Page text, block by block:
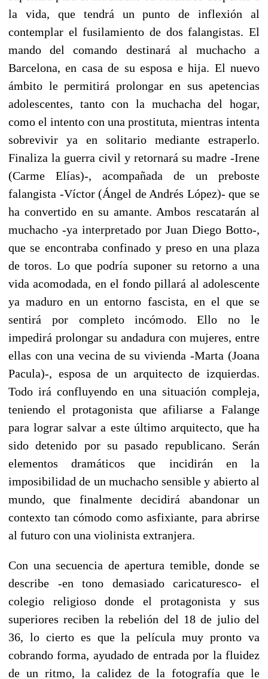
la vida, que tendrá un punto de inflexión al
contemplar el fusilamiento de dos falangistas. El
mando del comando destinará al muchacho a
Barcelona, en casa de su esposa e hija. El nuevo
ámbito le permitirá prolongar en sus apetencias
adolescentes, tanto con la muchacha del hogar,
como el intento con una prostituta, mientras intenta
sobrevivir ya en solitario mediante estraperlo.
Finaliza la guerra civil y retornará su madre -Irene
(Carme Elías)-, acompañada de un preboste
falangista -Víctor (Ángel de Andrés López)- que se
ha convertido en su amante. Ambos rescatarán al
muchacho -ya interpretado por Juan Diego Botto-,
que se encontraba confinado y preso en una plaza
de toros. Lo que podría suponer su retorno a una
vida acomodada, en el fondo pillará al adolescente
ya maduro en un entorno fascista, en el que se
sentirá por completo incómodo. Ello no le
impedirá prolongar su andadura con mujeres, entre
ellas con una vecina de su vivienda -Marta (Joana
Pacula)-, esposa de un arquitecto de izquierdas.
Todo irá confluyendo en una situación compleja,
teniendo el protagonista que afiliarse a Falange
para lograr salvar a este último arquitecto, que ha
sido detenido por su pasado republicano. Serán
elementos dramáticos que incidirán en la
imposibilidad de un muchacho sensible y abierto al
mundo, que finalmente decidirá abandonar un
contexto tan cómodo como asfixiante, para abrirse
al futuro con una violinista extranjera.
Con una secuencia de apertura temible, donde se
describe -en tono demasiado caricaturesco- el
colegio religioso donde el protagonista y sus
superiores reciben la rebelión del 18 de julio del
36, lo cierto es que la película muy pronto va
cobrando forma, ayudado de entrada por la fluidez
de un ritmo, la calidez de la fotografía que le